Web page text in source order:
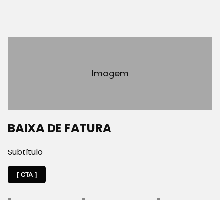
Imagem
BAIXA DE FATURA
Subtítulo
[ CTA ]